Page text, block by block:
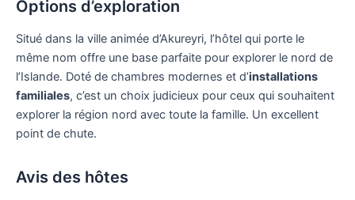
Options d’exploration
Situé dans la ville animée d’Akureyri, l’hôtel qui porte le
même nom offre une base parfaite pour explorer le nord de
l’Islande. Doté de chambres modernes et d’installations
familiales, c’est un choix judicieux pour ceux qui souhaitent
explorer la région nord avec toute la famille. Un excellent
point de chute.
Avis des hôtes